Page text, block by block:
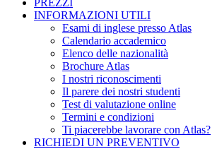
PREZZI
INFORMAZIONI UTILI
Esami di inglese presso Atlas
Calendario accademico
Elenco delle nazionalità
Brochure Atlas
I nostri riconoscimenti
Il parere dei nostri studenti
Test di valutazione online
Termini e condizioni
Ti piacerebbe lavorare con Atlas?
RICHIEDI UN PREVENTIVO